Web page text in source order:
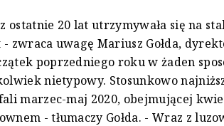
ostatnie 20 lat utrzymywała się na
zwraca uwagę Mariusz Gołda,
poprzedniego roku w żaden
nietypowy. Stosunkowo
marzec-maj 2020, obejmującej
- tłumaczy Gołda. - Wraz z